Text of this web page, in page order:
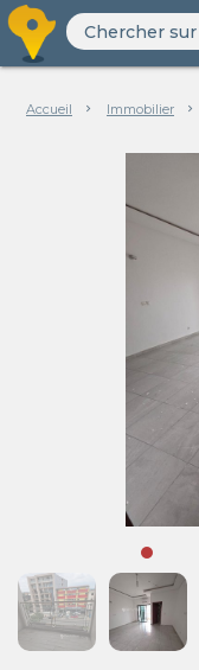
Accueil Immobilier